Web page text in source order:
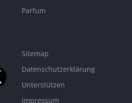
Parfum
Sitemap
Datenschutzerklärung
Unterstützen
Impressum